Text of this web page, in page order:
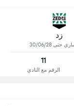
زد
حتى 30/06/28
11
الرقم مع النادي